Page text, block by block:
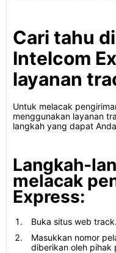
Cari tahu
Intelcom
layanan
Untuk melacak
menggunakan layanan
langkah yang dapat
Langkah-
melacak
Express:
Buka situs web
Masukkan nomor
diberikan oleh pihak